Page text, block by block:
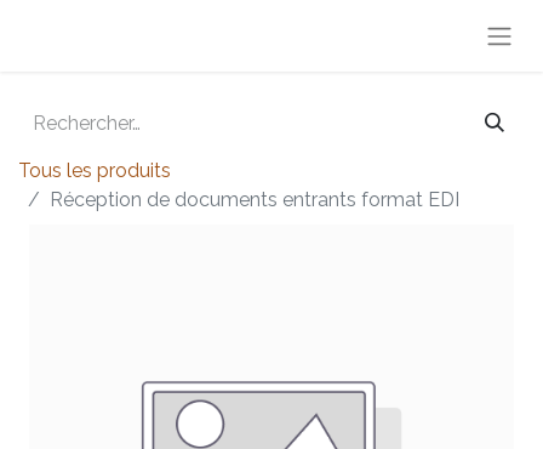
Tous les produits
Réception de documents entrants format EDI